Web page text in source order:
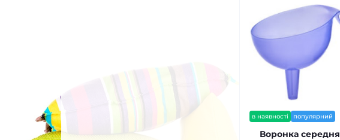
в наявності популярний
Воронка середня